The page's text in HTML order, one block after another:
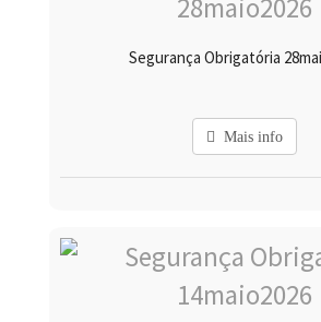
Segurança Obrigatória
Mais info